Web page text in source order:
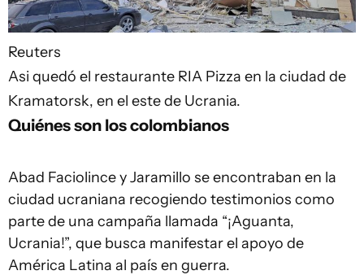
Reuters
Asi quedó el restaurante RIA Pizza en la ciudad de
Kramatorsk, en el este de Ucrania.
Quiénes son los colombianos
Abad Faciolince y Jaramillo se encontraban en la
ciudad ucraniana recogiendo testimonios como
parte de una campaña llamada “¡Aguanta,
Ucrania!”, que busca manifestar el apoyo de
América Latina al país en guerra.